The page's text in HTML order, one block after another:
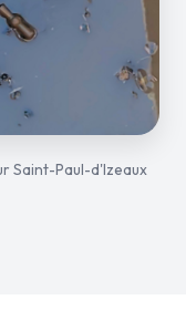
Saint-Paul-d'Izeaux